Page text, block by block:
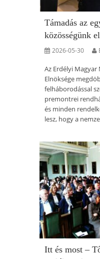
Támadás az
közösségünk
2026-05-30
Az Erdélyi Magyar
Elnöksége
felháborodással
premontrei
és minden
lesz, hogy a
Itt és most –